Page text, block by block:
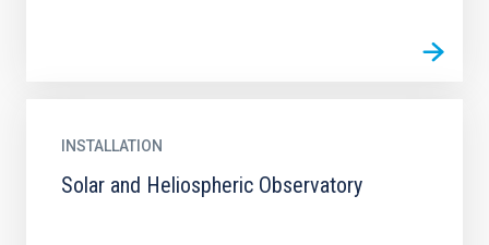
INSTALLATION
Solar and Heliospheric Observatory